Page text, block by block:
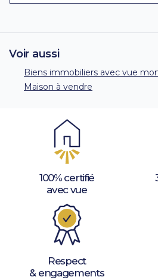
Voir aussi
Biens immobiliers avec vue
Maison à vendre
100% certifié
avec vue
Respect
& engagements